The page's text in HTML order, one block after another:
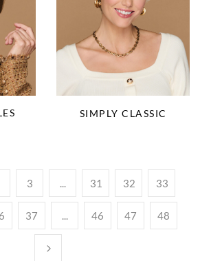
SIMPLY CLASSIC
3 31 32 33
37 46 47 48